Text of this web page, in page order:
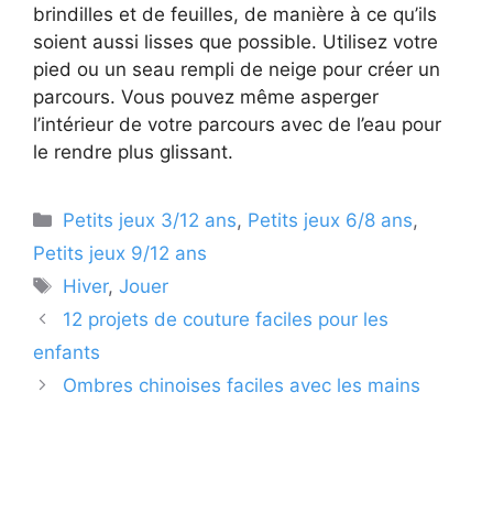
brindilles et de feuilles, de manière à ce qu’ils
soient aussi lisses que possible. Utilisez votre
pied ou un seau rempli de neige pour créer un
parcours. Vous pouvez même asperger
l’intérieur de votre parcours avec de l’eau pour
le rendre plus glissant.
Catégories
Petits jeux 3/12 ans, Petits jeux 6/8 ans,
Petits jeux 9/12 ans
Étiquettes
Hiver,Jouer
12 projets de couture faciles pour les
enfants
Ombres chinoises faciles avec les mains